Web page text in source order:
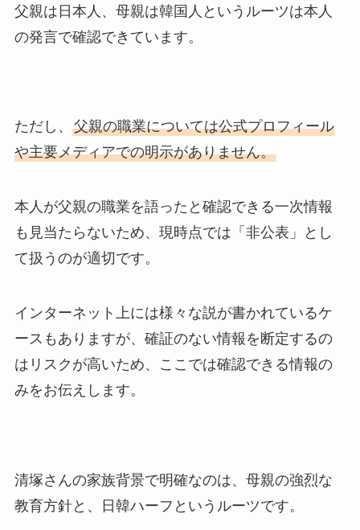
父親は日本人、母親は韓国人というルーツは本人
の発言で確認できています。
ただし、 父親の職業については公式プロフィール
や主要メディアでの明示がありません。
本人が父親の職業を語ったと確認できる一次情報
も見当たらないため、現時点では「非公表」とし
て扱うのが適切です。
インターネット上には様々な説が書かれているケ
ースもありますが、確証のない情報を断定するの
はリスクが高いため、ここでは確認できる情報の
みをお伝えします。
清塚さんの家族背景で明確なのは、母親の強烈な
教育方針と、日韓ハーフというルーツです。